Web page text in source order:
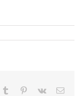
Tumblr Pinterest
Vk Email: